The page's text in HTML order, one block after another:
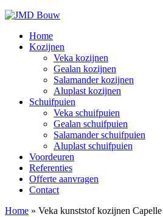
Home
Kozijnen
Veka kozijnen
Gealan kozijnen
Salamander kozijnen
Aluplast kozijnen
Schuifpuien
Veka schuifpuien
Gealan schuifpuien
Salamander schuifpuien
Aluplast schuifpuien
Voordeuren
Referenties
Offerte aanvragen
Contact
Home » Veka kunststof kozijnen Capelle